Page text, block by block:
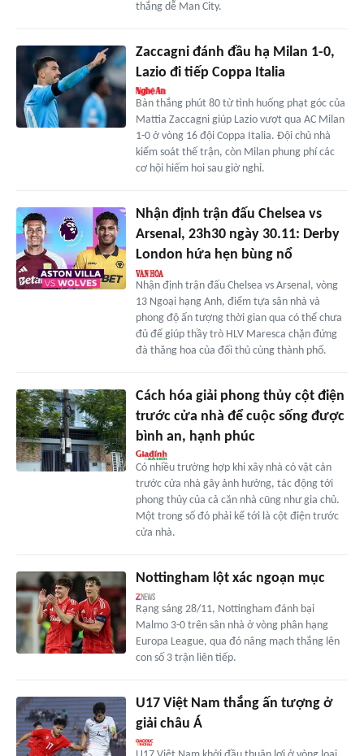
thắng dễ Man City.
Zaccagni đánh đầu hạ Milan 1-0,
Lazio đi tiếp Coppa Italia
Bàn thắng phút 80 từ tình huống phạt góc của
Mattia Zaccagni giúp Lazio vượt qua AC Milan
1-0 ở vòng 16 đội Coppa Italia. Đội chủ nhà
kiểm soát thế trận, còn Milan phung phí các
cơ hội hiếm hoi sau giờ nghỉ.
Nhận định trận đấu Chelsea vs
Arsenal, 23h30 ngày 30.11: Derby
London hứa hẹn bùng nổ
Nhận định trận đấu Chelsea vs Arsenal, vòng
13 Ngoại hạng Anh, điểm tựa sân nhà và
phong độ ấn tượng thời gian qua có thể chưa
đủ để giúp thầy trò HLV Maresca chặn đứng
đà thăng hoa của đối thủ cùng thành phố.
Cách hóa giải phong thủy cột điện
trước cửa nhà để cuộc sống được
bình an, hạnh phúc
Có nhiều trường hợp khi xây nhà có vật cản
trước cửa nhà gây ảnh hưởng, tác động tới
phong thủy của cả căn nhà cũng như gia chủ.
Một trong số đó phải kể tới là cột điện trước
cửa nhà.
Nottingham lột xác ngoạn mục
Rạng sáng 28/11, Nottingham đánh bại
Malmo 3-0 trên sân nhà ở vòng phân hạng
Europa League, qua đó nâng mạch thắng lên
con số 3 trận liên tiếp.
U17 Việt Nam thắng ấn tượng ở
giải châu Á